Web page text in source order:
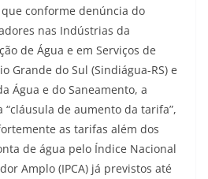
conforme denúncia do
nas Indústrias da
de Água e em Serviços de
Grande do Sul (Sindiágua-RS) e
Água e do Saneamento, a
de aumento da tarifa”,
as tarifas além dos
de água pelo Índice Nacional
Amplo (IPCA) já previstos até